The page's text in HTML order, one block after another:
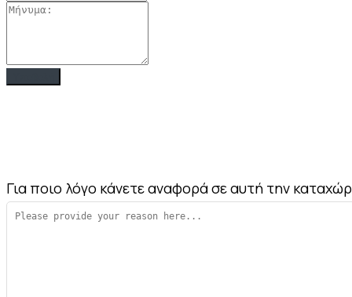
Για ποιο λόγο κάνετε αναφορά σε αυτή την